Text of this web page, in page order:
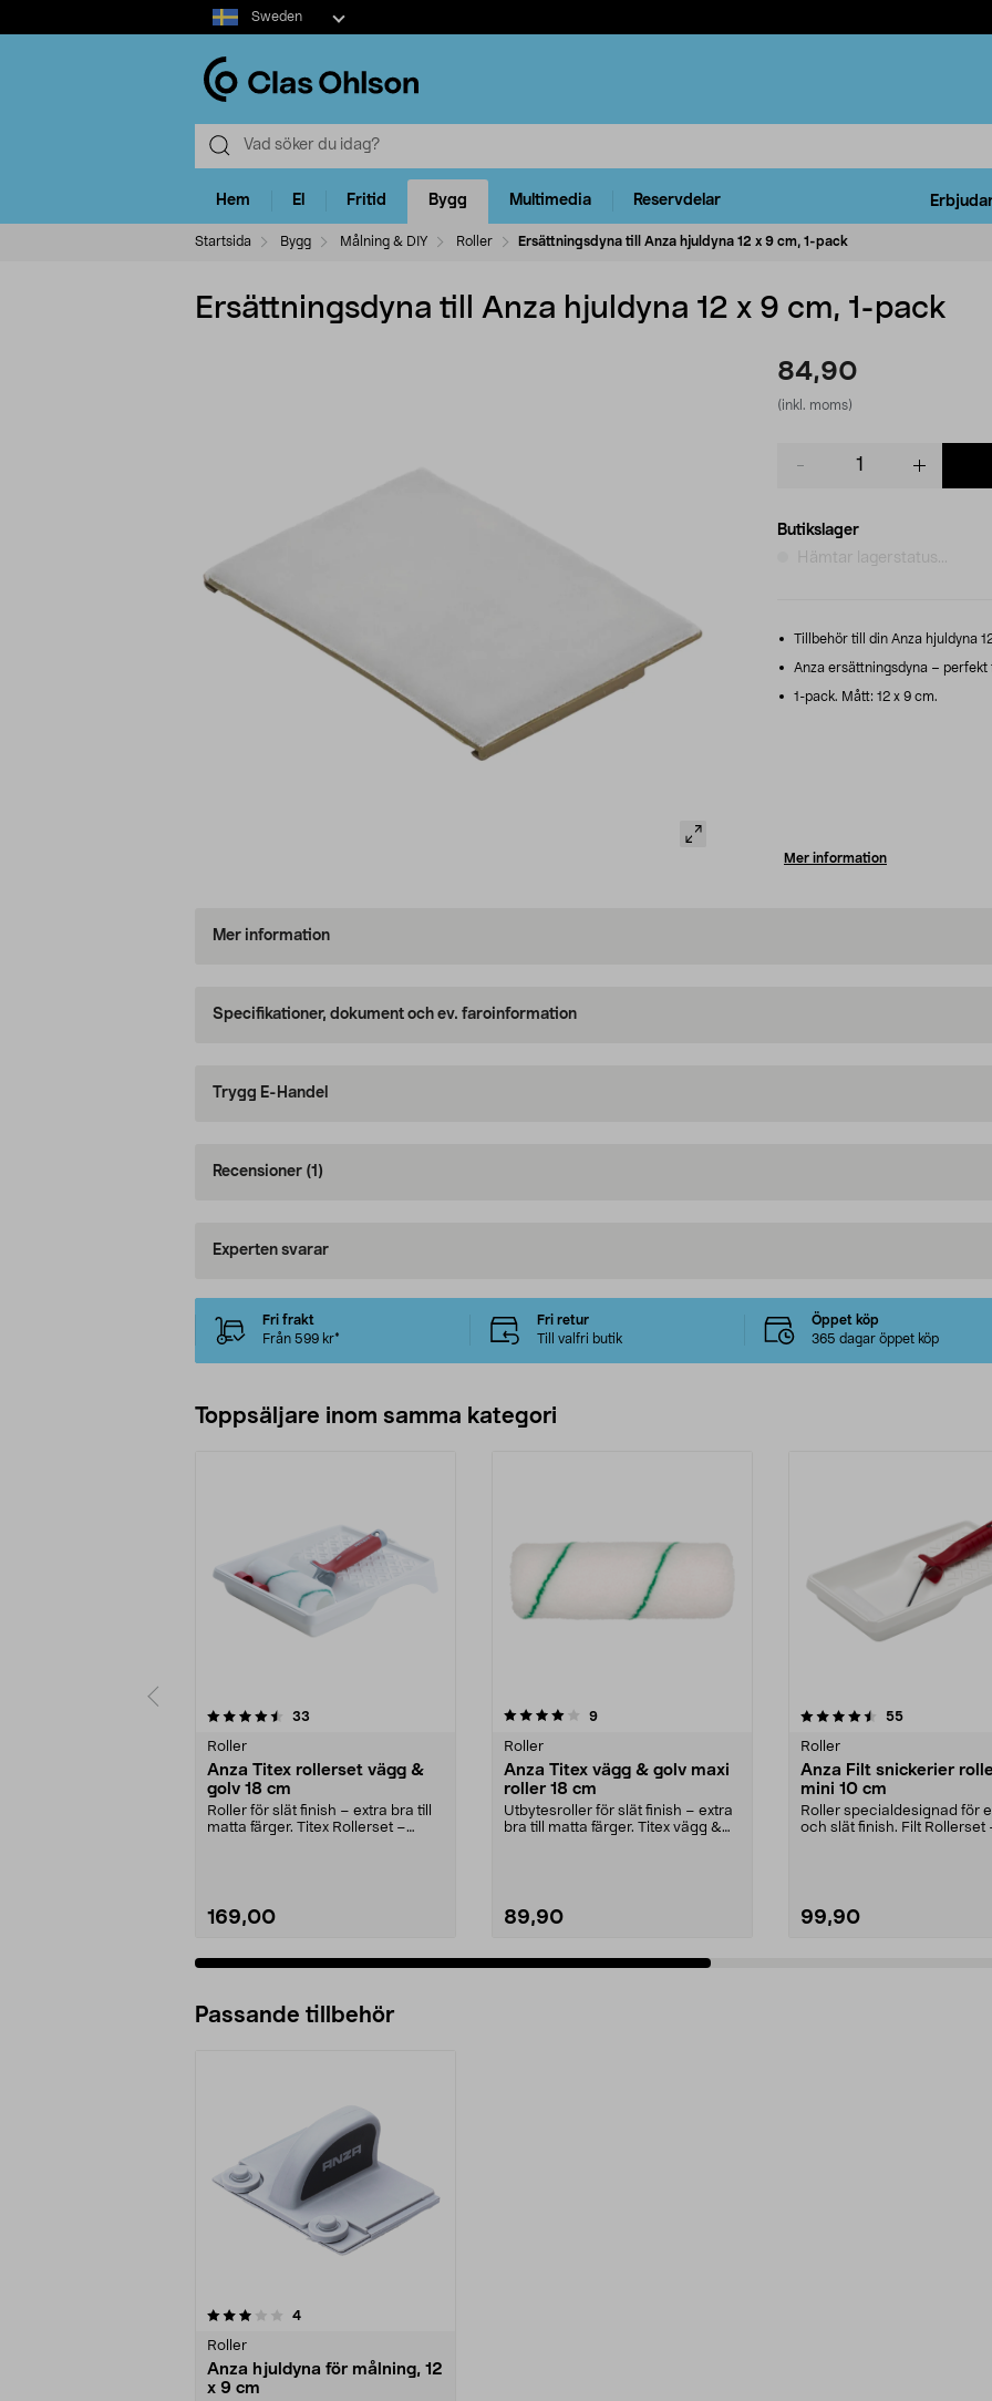
Select
market
Sweden
Hem El Fritid Bygg Multimedia Reservdelar
Startsida Bygg Målning & DIY Roller Ersättningsdyna till Anza hjuldyna 12 x 9 cm, 1-pack
Ersättningsdyna till Anza hjuldyna 12 x 9 cm, 1-pack
84,90
(inkl. moms)
Butikslager
Hämtar lagerstatus...
Tillbehör till din Anza hjuldyna
Anza ersättningsdyna –
1-pack. Mått: 12 x 9 cm.
Mer information
Mer information
Specifikationer, dokument och ev. faroinformation
Trygg E-Handel
Recensioner (1)
Experten svarar
Fri frakt
Från 599 kr*
Fri retur
Till valfri butik
Öppet köp
365 dagar öppet köp
Toppsäljare inom samma kategori
33
Roller
Anza Titex rollerset vägg &
golv 18 cm
Roller för slät finish – extra bra till
matta färger. Titex Rollerset –
169,00
4.0 av 5 stjärnor 9recensioner
Roller
Anza Titex vägg & golv maxi
roller 18 cm
Utbytesroller för slät finish – extra
bra till matta färger. Titex vägg &
89,90
4.5 av 5 stjärnor 55recensioner
Roller
Anza Filt snickerier
mini 10 cm
Roller specialdesignad för
och slät finish. Filt Rollerset
99,90
4.5 av 5 stjärnor
Passande tillbehör
4recensioner
Roller
Anza hjuldyna för målning, 12
x 9 cm